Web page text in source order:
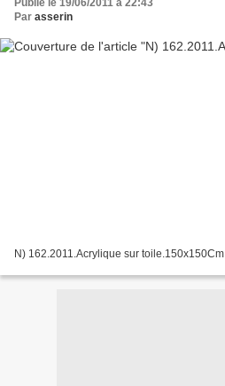
Par asserin
N) 162.2011.Acrylique sur toile.150x150Cm